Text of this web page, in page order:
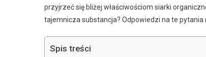
przyjrzeć się bliżej właściwościom siarki
tajemnicza substancja? Odpowiedzi na te pytania
Spis treści